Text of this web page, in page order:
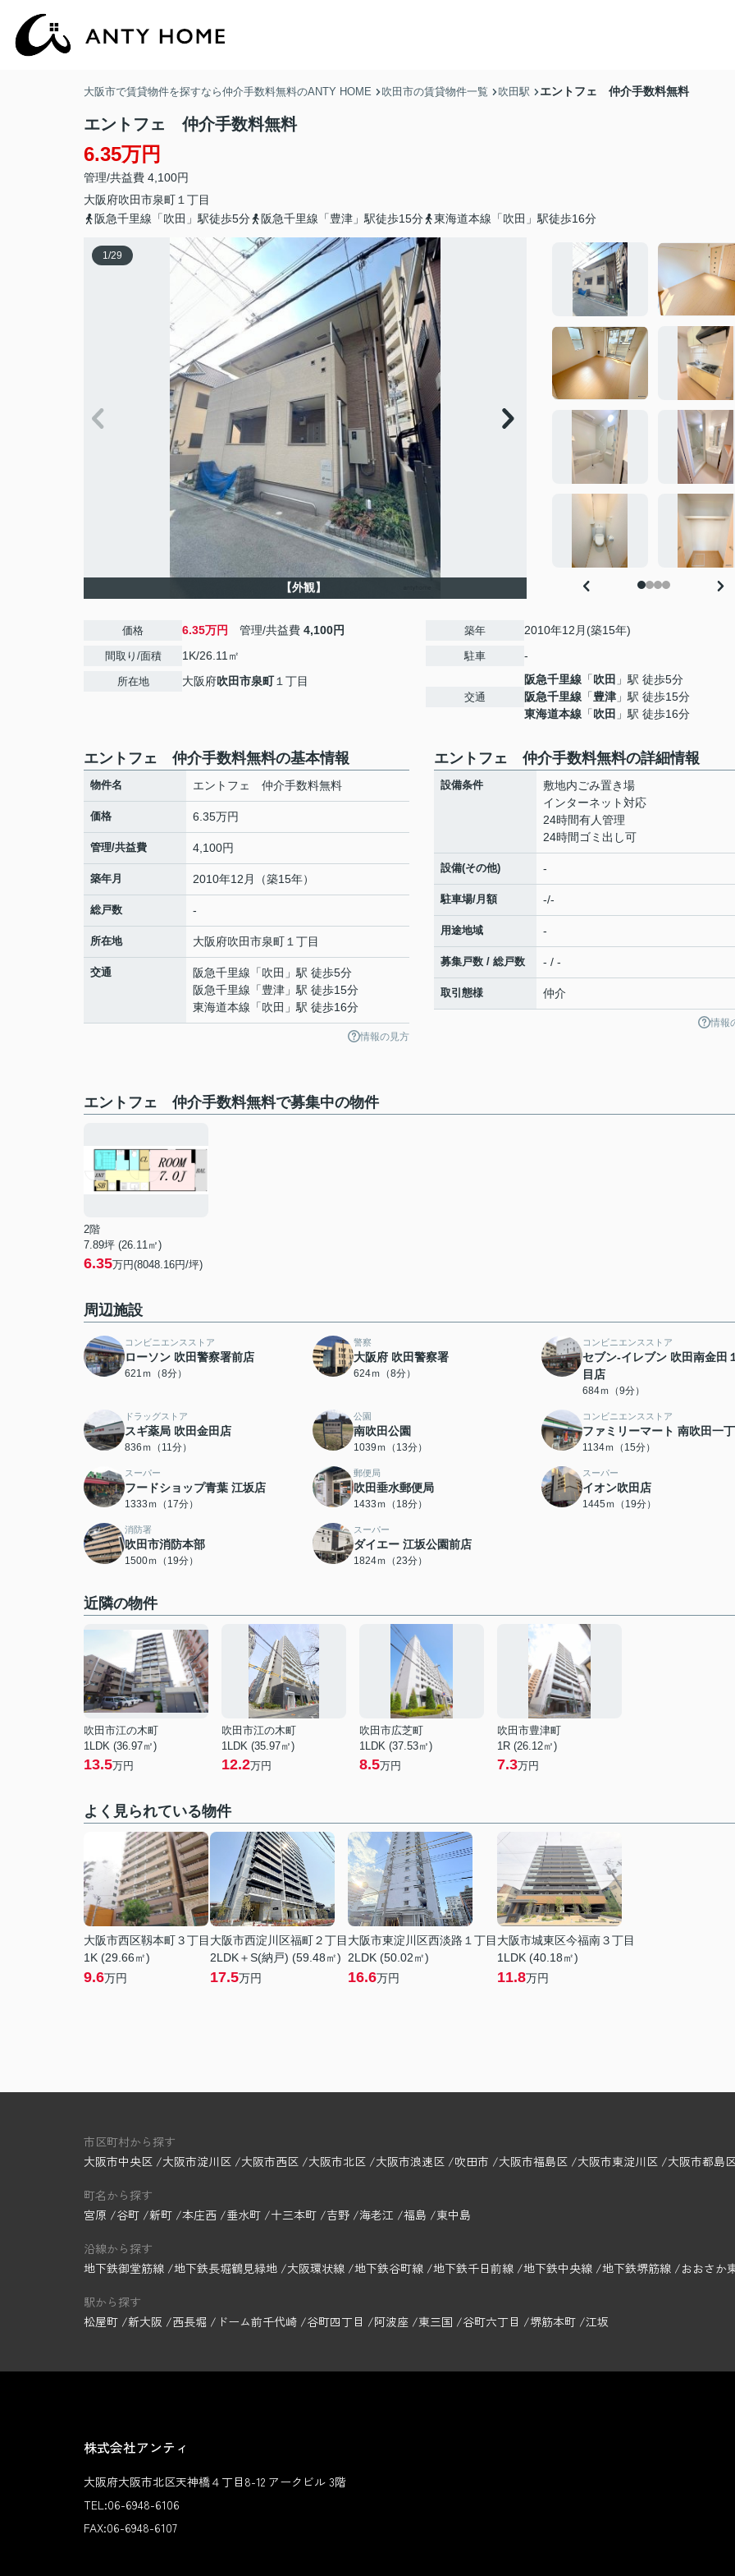
大阪市で賃貸物件を探すなら仲介手数料無料のANTY HOME 吹田市の賃貸物件一覧 吹田駅 エントフェ 仲介手数料無料
エントフェ 仲介手数料無料
6.35万円
管理/共益費 4,100円
大阪府吹田市泉町 １丁目
阪急千里線「吹田」駅徒歩5分
阪急千里線「豊津」駅徒歩15分 東海道本線「吹田」駅徒歩16分
1/29
【外観】
価格 6.35万円 管理/共益費 4,100円
間取り/面積 1K/26.11㎡
所在地 大阪府吹田市泉町１丁目
築年 2010年12月(築15年)
駐車 -
交通
阪急千里線 「吹田 」駅 徒歩5分
阪急千里線 「豊津 」駅 徒歩15分
東海道本線 「吹田 」駅 徒歩16分
エントフェ 仲介手数料無料の基本情報
物件名 エントフェ 仲介手数料無料
価格 6.35万円
管理/共益費 4,100円
築年月 2010年12月（築15年）
総戸数 -
所在地 大阪府吹田市泉町 １丁目
交通 阪急千里線 「吹田 」駅 徒歩5分
阪急千里線 「豊津 」駅 徒歩15分
東海道本線 「吹田 」駅 徒歩16分
情報の見方
エントフェ 仲介手数料無料の詳細情報
設備条件
敷地内ごみ置き場
インターネット対応
24時間有人管理
24時間ゴミ出し可
設備(その他) -
駐車場/月額 -/-
用途地域 -
募集戸数 / 総戸数 - / -
取引態様 仲介
情報
エントフェ 仲介手数料無料で募集中の物件
2階
7.89坪 (26.11㎡)
6.35万円(8048.16円/坪)
周辺施設
コンビニエンスストア
ローソン 吹田警察署前店
621ｍ（8分）
警察
大阪府 吹田警察署
624ｍ（8分）
コンビニエンスストア
セブン-イレブン 吹田南金田
目店
684ｍ（9分）
ドラッグストア
スギ薬局 吹田金田店
836ｍ（11分）
公園
南吹田公園
1039ｍ（13分）
コンビニエンスストア
ファミリーマート 南吹田一
1134ｍ（15分）
スーパー
フードショップ青葉 江坂店
1333ｍ（17分）
郵便局
吹田垂水郵便局
1433ｍ（18分）
スーパー
イオン吹田店
1445ｍ（19分）
消防署
吹田市消防本部
1500ｍ（19分）
スーパー
ダイエー 江坂公園前店
1824ｍ（23分）
近隣の物件
吹田市江の木町
1LDK (36.97㎡)
13.5万円
吹田市江の木町
1LDK (35.97㎡)
12.2万円
吹田市広芝町
1LDK (37.53㎡)
8.5万円
吹田市豊津町
1R (26.12㎡)
7.3万円
よく見られている物件
大阪市西区靱本町３丁目
1K (29.66㎡)
9.6万円
大阪市西淀川区福町２丁目
2LDK＋S(納戸) (59.48㎡)
17.5万円
大阪市東淀川区西淡路１丁目
2LDK (50.02㎡)
16.6万円
大阪市城東区今福南３丁目
1LDK (40.18㎡)
11.8万円
市区町村から探す
大阪市中央区
大阪市淀川区 大阪市西区 大阪市北区 大阪市浪速区 吹田市 大阪市福島区 大阪市東淀川区 大阪市都島
町名から探す
宮原
谷町 新町 本庄西 垂水町 十三本町 吉野 海老江 福島 東中島
沿線から探す
地下鉄御堂筋線 地下鉄長堀鶴見緑地 大阪環状線 地下鉄谷町線 地下鉄千日前線 地下鉄中央線 地下鉄堺筋線 おおさか
駅から探す
松屋町 新大阪 西長堀 ドーム前千代崎 谷町四丁目 阿波座 東三国 谷町六丁目 堺筋本町 江坂
株式会社アンティ
大阪府大阪市北区天神橋４丁目8-12 アークビル 3階
TEL:06-6948-6106
FAX:06-6948-6107